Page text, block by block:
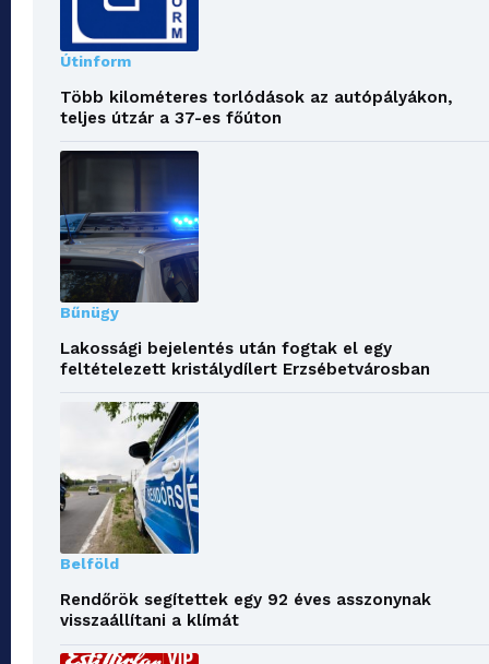
Útinform
Több kilométeres torlódások az autópályákon,
teljes útzár a 37-es főúton
Bűnügy
Lakossági bejelentés után fogtak el egy
feltételezett kristálydílert Erzsébetvárosban
Belföld
Rendőrök segítettek egy 92 éves asszonynak
visszaállítani a klímát